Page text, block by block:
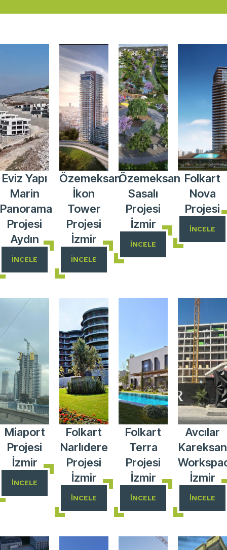
Eviz Yapı
Marin
Panorama
Projesi
Aydın
İNCELE
Özemeksan
İkon
Tower
Projesi
İzmir
İNCELE
Özemeksan
Sasalı
Projesi
İzmir
İNCELE
Folkart
Nova
Projesi
İNCELE
Miaport
Projesi
İzmir
İNCELE
Folkart
Narlıdere
Projesi
İzmir
İNCELE
Folkart
Terra
Projesi
İzmir
İNCELE
Avcılar
Kareksan
İzmir
İNCELE